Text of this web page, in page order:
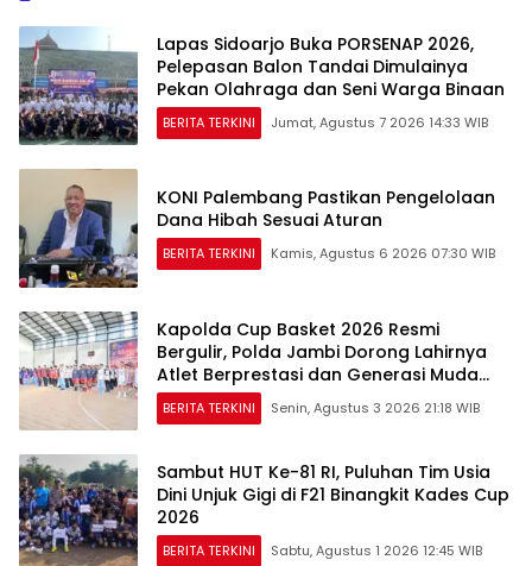
Lapas Sidoarjo Buka PORSENAP 2026,
Pelepasan Balon Tandai Dimulainya
Pekan Olahraga dan Seni Warga Binaan
BERITA TERKINI Jumat, Agustus 7 2026 14:33 WIB
KONI Palembang Pastikan Pengelolaan
Dana Hibah Sesuai Aturan
BERITA TERKINI Kamis, Agustus 6 2026 07:30 WIB
Kapolda Cup Basket 2026 Resmi
Bergulir, Polda Jambi Dorong Lahirnya
Atlet Berprestasi dan Generasi Muda
Berkarakter
BERITA TERKINI Senin, Agustus 3 2026 21:18 WIB
Sambut HUT Ke-81 RI, Puluhan Tim Usia
Dini Unjuk Gigi di F21 Binangkit Kades Cup
2026
BERITA TERKINI Sabtu, Agustus 1 2026 12:45 WIB